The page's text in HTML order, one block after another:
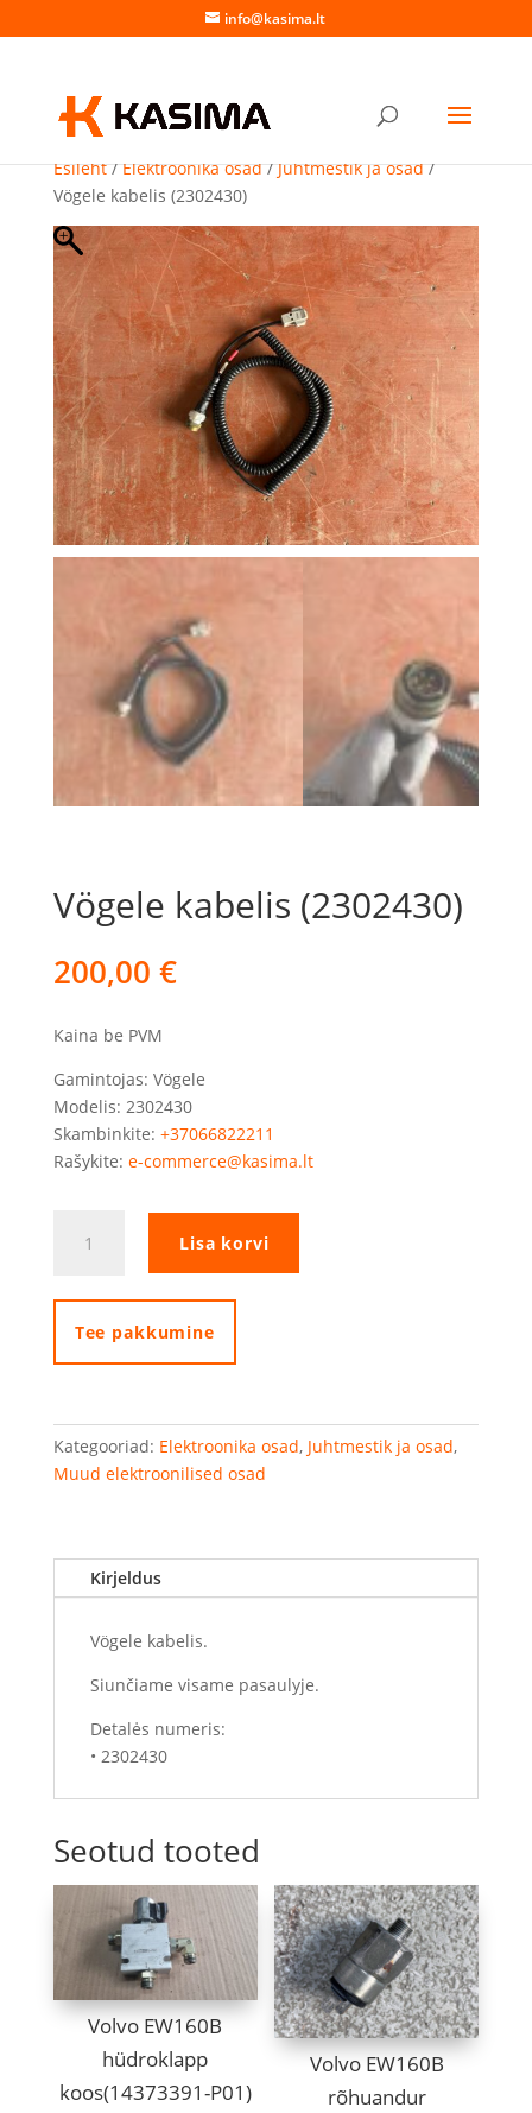
info@kasima.lt
Esileht/Elektroonika osad/Juhtmestik ja osad/
Vögele kabelis (2302430)
Vögele kabelis (2302430)
200,00 €
Kaina be PVM
Gamintojas: Vögele
Modelis: 2302430
Skambinkite: +37066822211
Rašykite: e-commerce@kasima.lt
kabelis
kogus
Lisa korvi
Tee pakkumine
Kategooriad: Elektroonika osad, Juhtmestik ja osad,
Muud elektroonilised osad
Kirjeldus
Vögele kabelis.
Siunčiame visame pasaulyje.
Detalės numeris:
• 2302430
Seotud tooted
Volvo EW160B
hüdroklapp
koos(14373391-P01)
Volvo EW160B
rõhuandur